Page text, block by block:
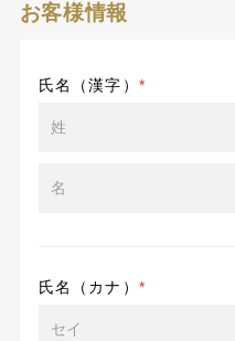
お客様情報
氏名（漢字） *
氏名（カナ） *